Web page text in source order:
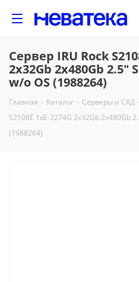
Сервер IRU Rock
2x32Gb 2x480Gb 2.5"
w/o OS (1988264)
Главная - Каталог - Серверы и СХД -
S2108E 1xE-2274G 2x32Gb 2x480Gb
(1988264)